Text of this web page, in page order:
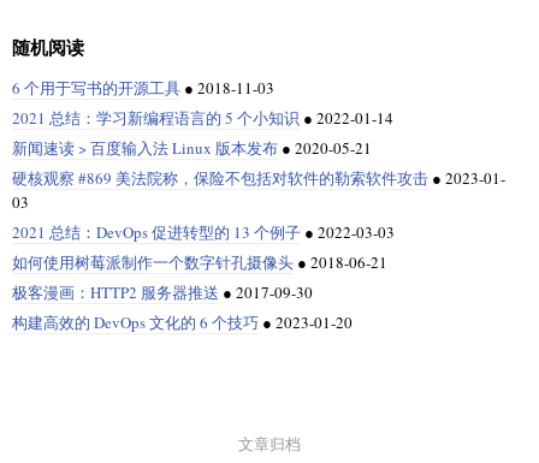
随机阅读
6 个用于写书的开源工具 ● 2018-11-03
2021 总结：学习新编程语言的 5 个小知识 ● 2022-01-14
新闻速读 > 百度输入法 Linux 版本发布 ● 2020-05-21
硬核观察 #869 美法院称，保险不包括对软件的勒索软件攻击 ● 2023-01-
03
2021 总结：DevOps 促进转型的 13 个例子 ● 2022-03-03
如何使用树莓派制作一个数字针孔摄像头 ● 2018-06-21
极客漫画：HTTP2 服务器推送 ● 2017-09-30
构建高效的 DevOps 文化的 6 个技巧 ● 2023-01-20
文章归档